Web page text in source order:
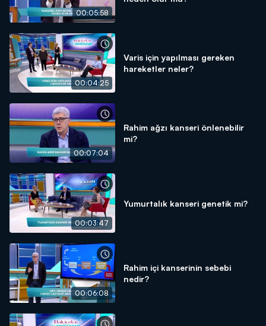
00:05:58
00:04:25
Varis için yapılması gereken
hareketler neler?
00:07:04
Rahim ağzı kanseri önlenebilir
mi?
00:03:47
Yumurtalık kanseri genetik mi?
00:06:08
Rahim içi kanserinin sebebi
nedir?